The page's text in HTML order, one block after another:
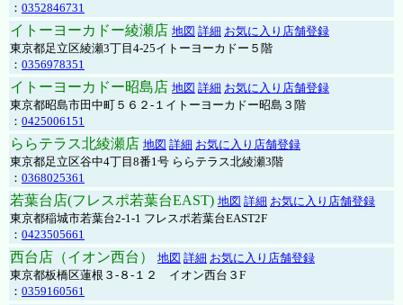
： 0352846731
イトーヨーカドー綾瀬店 地図 詳細 お気に入り店舗登録
東京都足立区綾瀬3丁目4-25イトーヨーカドー５階
： 0356978351
イトーヨーカドー昭島店 地図 詳細 お気に入り店舗登録
東京都昭島市田中町５６２-１イトーヨーカドー昭島３階
： 0425006151
ららテラス北綾瀬店 地図 詳細 お気に入り店舗登録
東京都足立区谷中4丁目8番1号 ららテラス北綾瀬3階
： 0368025361
若葉台店(フレスポ若葉台EAST) 地図 詳細 お気に入り店舗登録
東京都稲城市若葉台2-1-1 フレスポ若葉台EAST2F
： 0423505661
西台店（イオン西台） 地図 詳細 お気に入り店舗登録
東京都板橋区蓮根３-８-１２ イオン西台３F
： 0359160561